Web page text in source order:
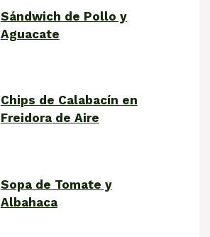
Sándwich de Pollo y
Aguacate
Chips de Calabacín en
Freidora de Aire
Sopa de Tomate y
Albahaca